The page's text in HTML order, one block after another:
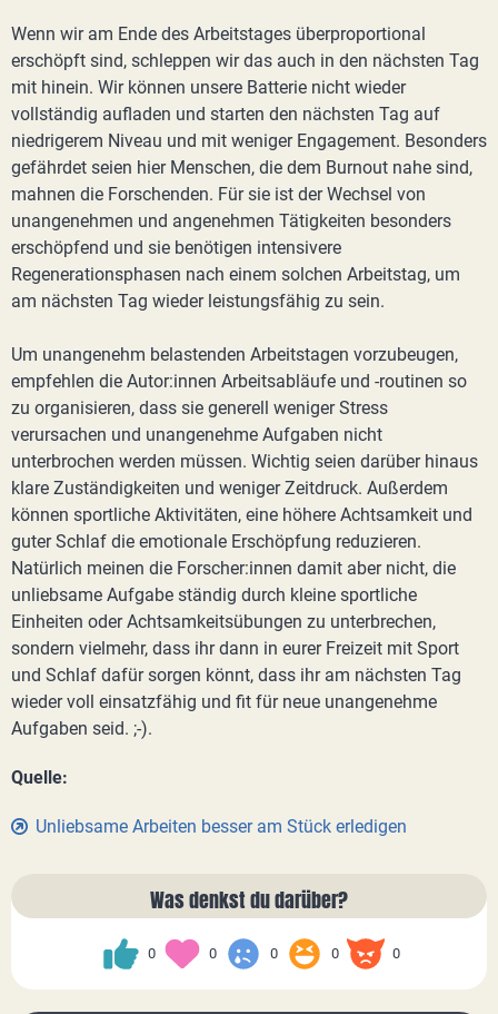
Wenn wir am Ende des Arbeitstages überproportional
erschöpft sind, schleppen wir das auch in den nächsten Tag
mit hinein. Wir können unsere Batterie nicht wieder
vollständig aufladen und starten den nächsten Tag auf
niedrigerem Niveau und mit weniger Engagement. Besonders
gefährdet seien hier Menschen, die dem Burnout nahe sind,
mahnen die Forschenden. Für sie ist der Wechsel von
unangenehmen und angenehmen Tätigkeiten besonders
erschöpfend und sie benötigen intensivere
Regenerationsphasen nach einem solchen Arbeitstag, um
am nächsten Tag wieder leistungsfähig zu sein.
Um unangenehm belastenden Arbeitstagen vorzubeugen,
empfehlen die Autor:innen Arbeitsabläufe und -routinen so
zu organisieren, dass sie generell weniger Stress
verursachen und unangenehme Aufgaben nicht
unterbrochen werden müssen. Wichtig seien darüber hinaus
klare Zuständigkeiten und weniger Zeitdruck. Außerdem
können sportliche Aktivitäten, eine höhere Achtsamkeit und
guter Schlaf die emotionale Erschöpfung reduzieren.
Natürlich meinen die Forscher:innen damit aber nicht, die
unliebsame Aufgabe ständig durch kleine sportliche
Einheiten oder Achtsamkeitsübungen zu unterbrechen,
sondern vielmehr, dass ihr dann in eurer Freizeit mit Sport
und Schlaf dafür sorgen könnt, dass ihr am nächsten Tag
wieder voll einsatzfähig und fit für neue unangenehme
Aufgaben seid. ;-).
Quelle:
Unliebsame Arbeiten besser am Stück erledigen
Was denkst du darüber?
0 0 0 0 0